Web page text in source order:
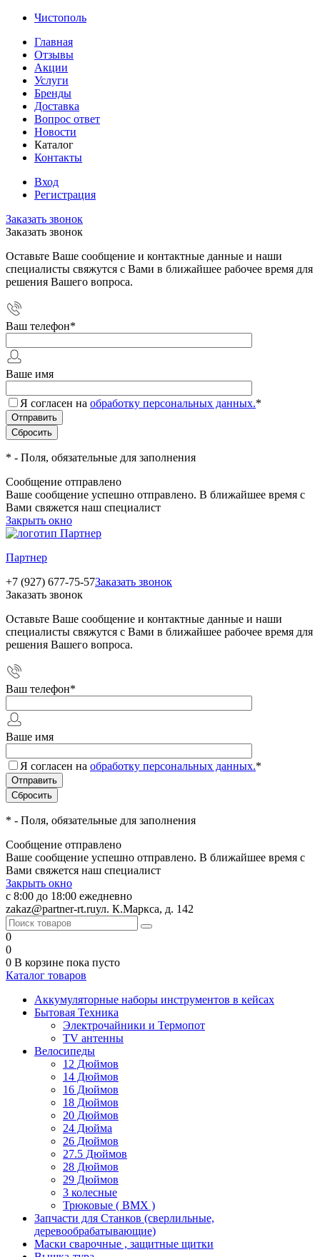
Чистополь
Главная
Отзывы
Акции
Услуги
Бренды
Доставка
Вопрос ответ
Новости
Каталог
Контакты
Вход
Регистрация
Заказать звонок
Заказать звонок
Оставьте Ваше сообщение и контактные данные и наши
специалисты свяжутся с Вами в ближайшее рабочее время для
решения Вашего вопроса.
Ваш телефон*
Ваше имя
Я согласен на обработку персональных данных.*
* - Поля, обязательные для заполнения
Сообщение отправлено
Ваше сообщение успешно отправлено. В ближайшее время с
Вами свяжется наш специалист
Закрыть окно
Партнер
+7 (927) 677-75-57Заказать звонок
Заказать звонок
Оставьте Ваше сообщение и контактные данные и наши
специалисты свяжутся с Вами в ближайшее рабочее время для
решения Вашего вопроса.
Ваш телефон*
Ваше имя
Я согласен на обработку персональных данных.*
* - Поля, обязательные для заполнения
Сообщение отправлено
Ваше сообщение успешно отправлено. В ближайшее время с
Вами свяжется наш специалист
Закрыть окно
с 8:00 до 18:00 ежедневно
zakaz@partner-rt.ruул. К.Маркса, д. 142
0
0
0 В корзине пока пусто
Каталог товаров
Аккумуляторные наборы инструментов в кейсах
Бытовая Техника
Электрочайники и Термопот
TV антенны
Велосипеды
12 Дюймов
14 Дюймов
16 Дюймов
18 Дюймов
20 Дюймов
24 Дюйма
26 Дюймов
27.5 Дюймов
28 Дюймов
29 Дюймов
3 колесные
Трюковые ( BMX )
Запчасти для Станков (сверлильные,
деревообрабатывающие)
Маски сварочные , защитные щитки